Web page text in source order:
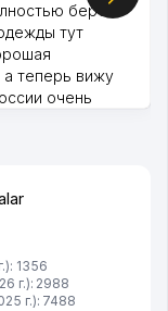
берет
тут
теперь вижу
очень
1356
г.): 2988
г.): 7488